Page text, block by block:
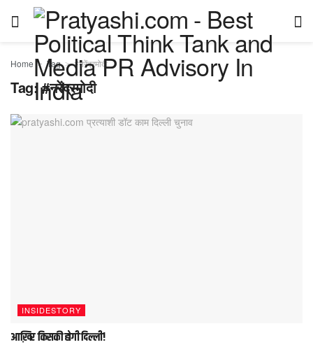
Home Tag #नरेंद्रमोदी
Tag:#नरेंद्रमोदी
INSIDESTORY
आख़िर किसकी होगी दिल्ली!